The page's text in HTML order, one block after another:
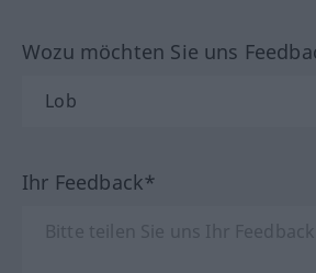
Wozu möchten Sie uns
Ihr Feedback*